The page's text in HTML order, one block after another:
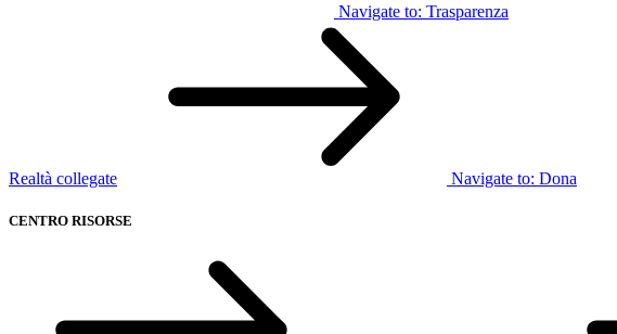
Navigate to: Trasparenza
Realtà collegate Navigate to: Dona
CENTRO RISORSE